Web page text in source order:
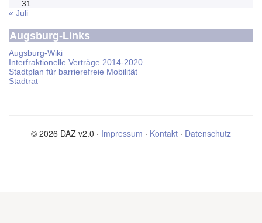
31
« Juli
Augsburg-Links
Augsburg-Wiki
Interfraktionelle Verträge 2014-2020
Stadtplan für barrierefreie Mobilität
Stadtrat
© 2026 DAZ v2.0 · Impressum · Kontakt · Datenschutz